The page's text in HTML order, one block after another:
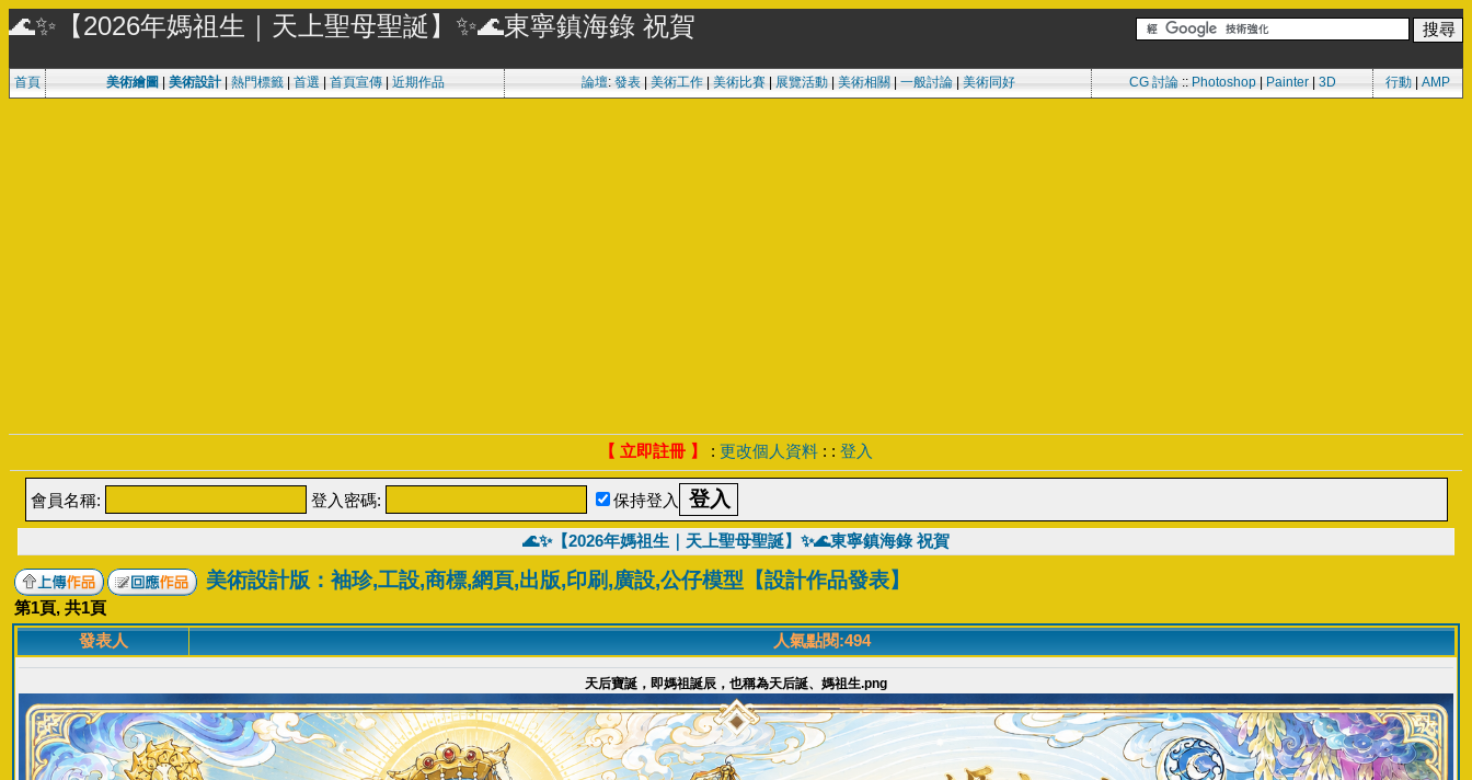
🌊✨【2026年媽祖生｜天上聖母聖誕】✨🌊東寧鎮海錄 祝賀
首頁 美術繪圖 美術設計| 熱門標籤| 首選 首頁宣傳| 近期作品 論壇: 發表| 美術工作| 美術比賽| 展覽活動| 美術相關 一般討論| 美術同好 CG 討論:: Photoshop| Painter| 3D 行動 AMP
【 立即註冊 】 : 更改個人資料 : : 登入
會員名稱: 登入密碼: 保持登入
🌊✨【2026年媽祖生｜天上聖母聖誕】✨🌊東寧鎮海錄 祝賀
美術設計版：袖珍,工設,商標,網頁,出版,印刷,廣設,公仔模型【設計作品發表】
第1頁, 共1頁
發表人
人氣點閱:494
天后寶誕，即媽祖誕辰，也稱為天后誕、媽祖生.png